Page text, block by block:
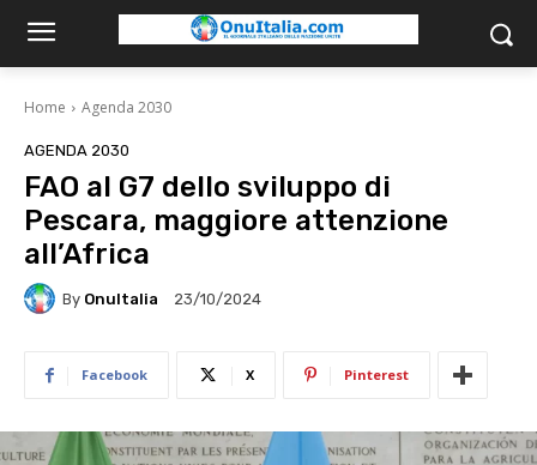
Home Agenda 2030
AGENDA 2030
FAO al G7 dello sviluppo di
Pescara, maggiore attenzione
all’Africa
By OnuItalia 23/10/2024
Facebook X Pinterest